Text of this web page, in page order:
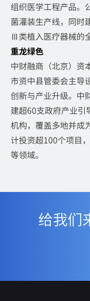
组织医学工程产品。
菌灌装生产线，同时
Ⅲ类植入医疗器械的
重龙绿色
中财融商（北京）资
市资中县管委会主导
创新与产业升级。中
建超60支政府产业引
机构，覆盖多地并成
计投资超100个项目
等领域。
给我们